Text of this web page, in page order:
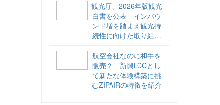
観光庁、2026年版観光
白書を公表 インバウ
ンド増を踏まえ観光持
続性に向けた取り組み
航空会社なのに和牛を
販売？ 新興LCCとし
て新たな体験構築に挑
むZIPAIRの特徴を紹介